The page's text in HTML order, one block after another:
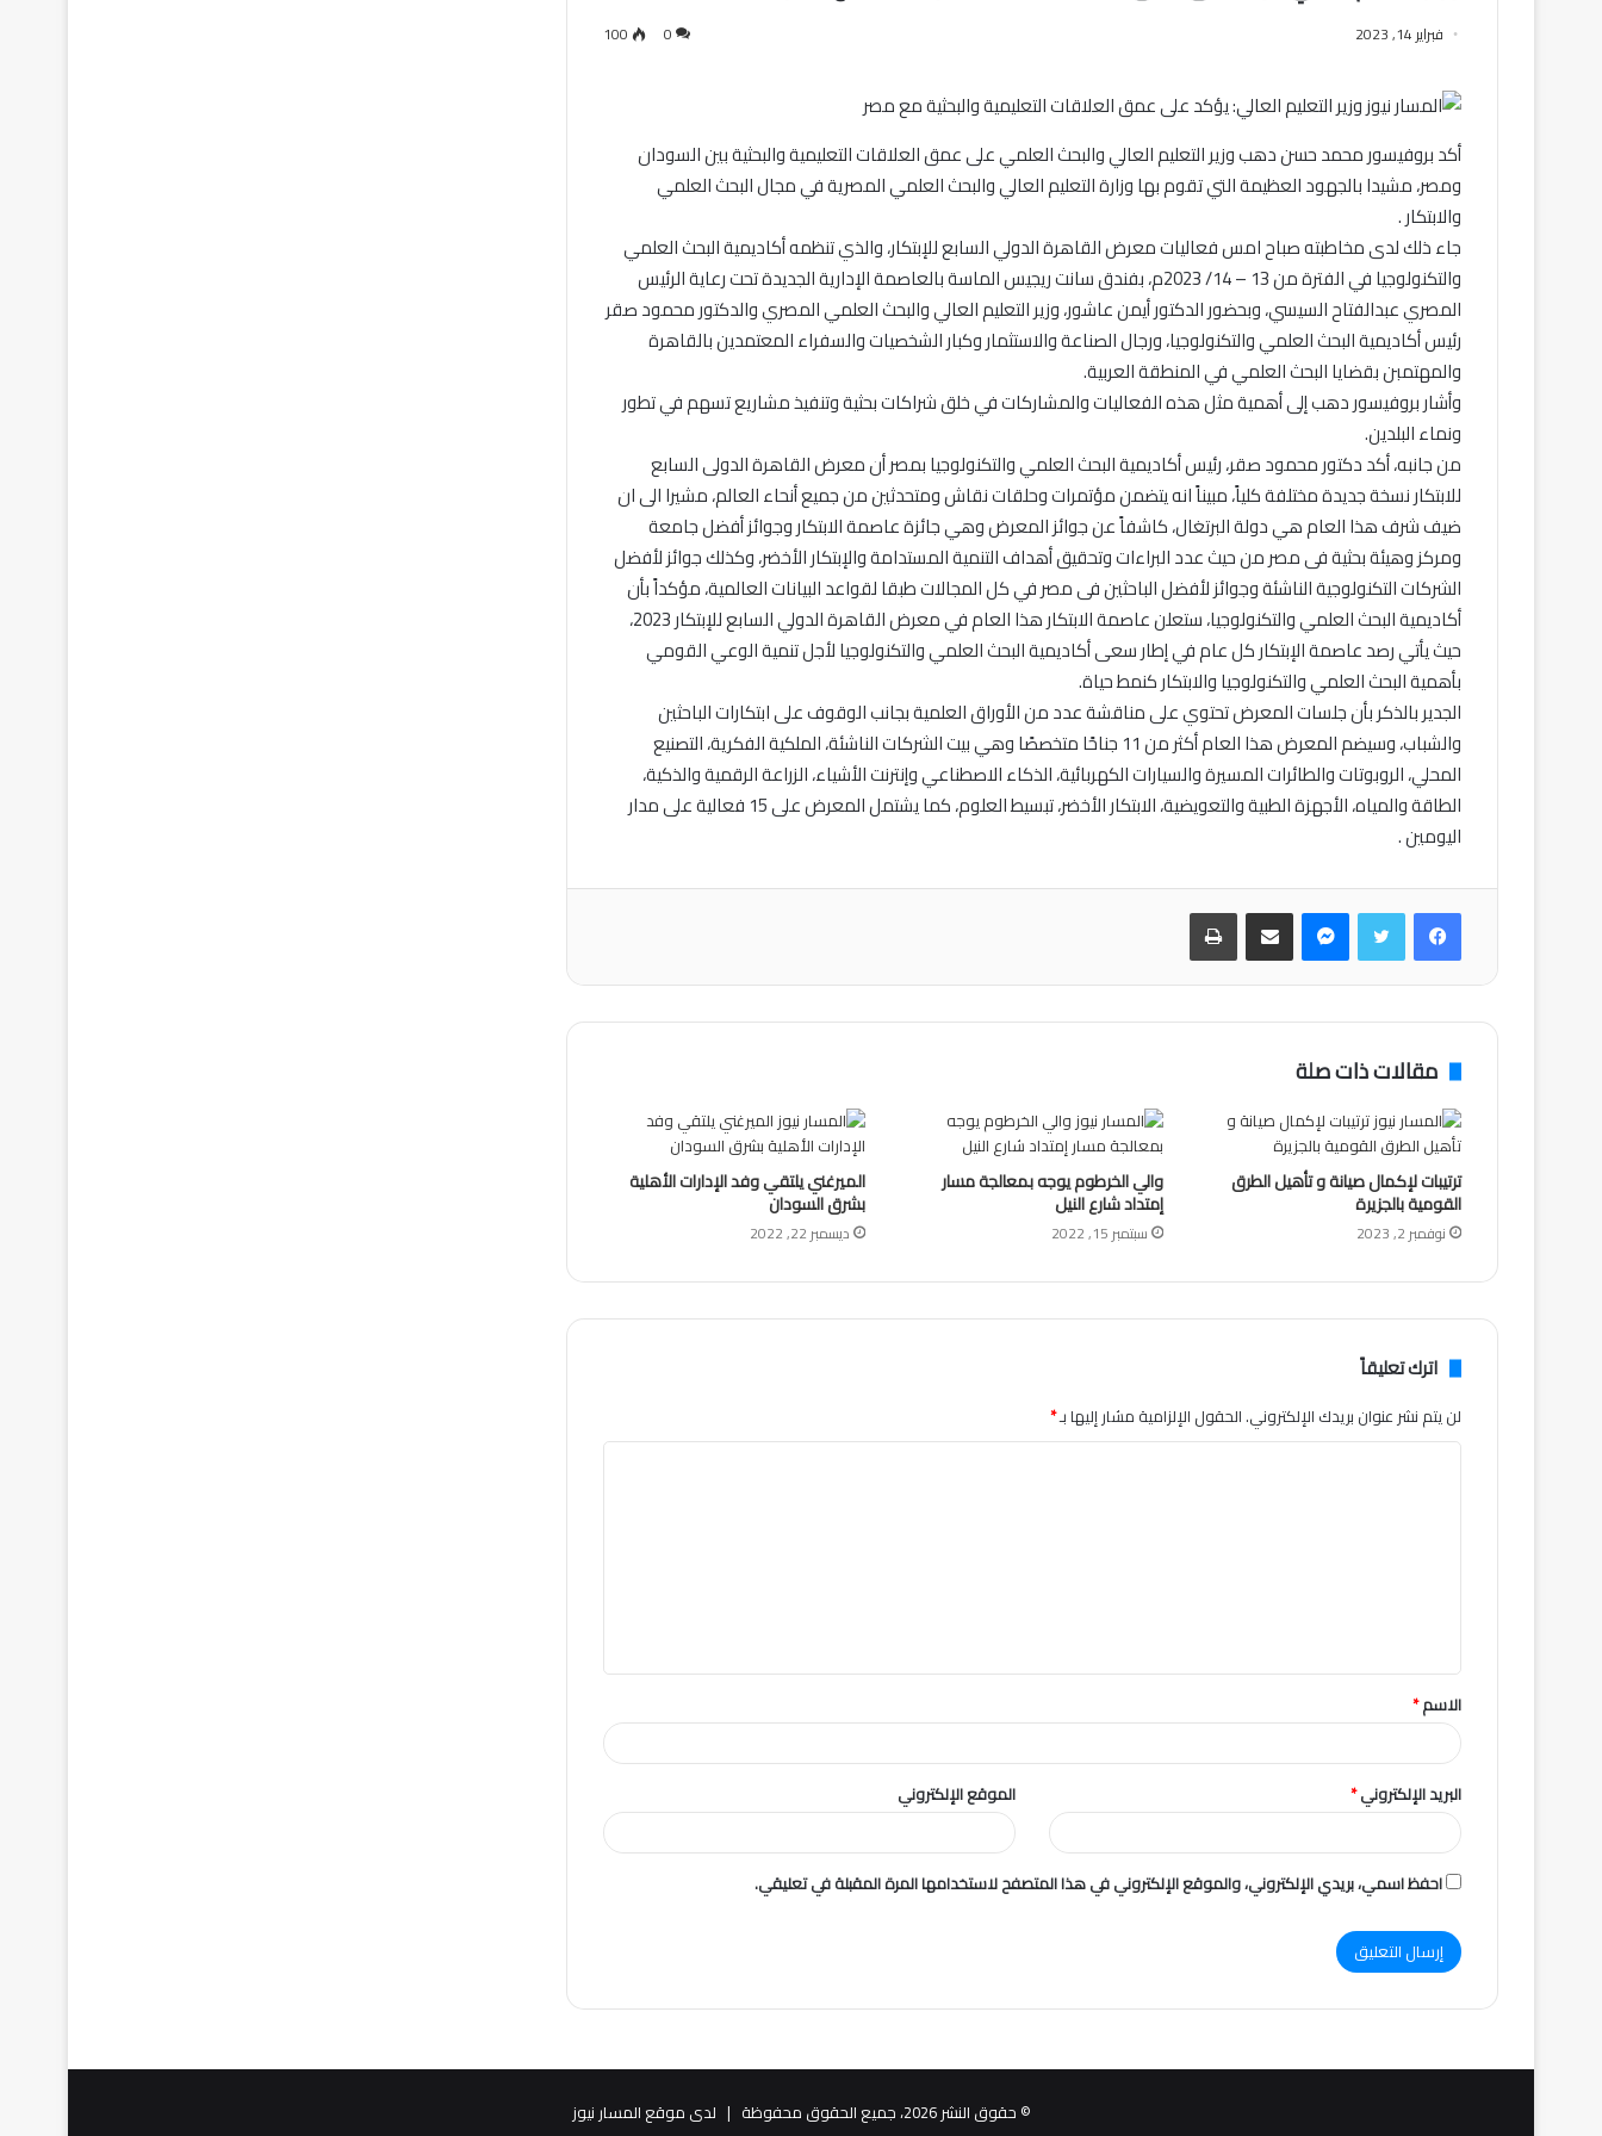
فبراير 14, 2023 0
100
أكد بروفيسور محمد حسن دهب وزير التعليم العالي والبحث العلمي على عمق العلاقات التعليمية والبحثية بين السودان
ومصر، مشيدا بالجهود العظيمة التي تقوم بها وزارة التعليم العالي والبحث العلمي المصرية في مجال البحث العلمي
والابتكار .
جاء ذلك لدى مخاطبته صباح امس فعاليات معرض القاهرة الدولي السابع للإبتكار، والذي تنظمه أكاديمية البحث العلمي
والتكنولوجيا في الفترة من 13 – 14/ 2023م، بفندق سانت ريجيس الماسة بالعاصمة الإدارية الجديدة تحت رعاية الرئيس
المصري عبدالفتاح السيسي، وبحضور الدكتور أيمن عاشور، وزير التعليم العالي والبحث العلمي المصري والدكتور محمود صقر
رئيس أكاديمية البحث العلمي والتكنولوجيا، ورجال الصناعة والاستثمار وكبار الشخصيات والسفراء المعتمدين بالقاهرة
والمهتمبن بقضايا البحث العلمي في المنطقة العربية.
وأشار بروفيسور دهب إلى أهمية مثل هذه الفعاليات والمشاركات في خلق شراكات بحثية وتنفيذ مشاريع تسهم في تطور
ونماء البلدين.
من جانبه، أكد دكتور محمود صقر، رئيس أكاديمية البحث العلمي والتكنولوجيا بمصر أن معرض القاهرة الدولى السابع
للابتكار نسخة جديدة مختلفة كلياً، مبيناً انه يتضمن مؤتمرات وحلقات نقاش ومتحدثين من جميع أنحاء العالم، مشيرا الى ان
ضيف شرف هذا العام هي دولة البرتغال، كاشفاً عن جوائز المعرض وهي جائزة عاصمة الابتكار وجوائز أفضل جامعة
ومركز وهيئة بحثية فى مصر من حيث عدد البراءات وتحقيق أهداف التنمية المستدامة والإبتكار الأخضر، وكذلك جوائز لأفضل
الشركات التكنولوجية الناشئة وجوائز لأفضل الباحثين فى مصر في كل المجالات طبقا لقواعد البيانات العالمية، مؤكداً بأن
أكاديمية البحث العلمي والتكنولوجيا، ستعلن عاصمة الابتكار هذا العام في معرض القاهرة الدولي السابع للإبتكار 2023،
حيث يأتي رصد عاصمة الإبتكار كل عام في إطار سعى أكاديمية البحث العلمي والتكنولوجيا لأجل تنمية الوعي القومي
بأهمية البحث العلمي والتكنولوجيا والابتكار كنمط حياة.
الجدير بالذكر بأن جلسات المعرض تحتوي على مناقشة عدد من الأوراق العلمية بجانب الوقوف على ابتكارات الباحثين
والشباب، وسيضم المعرض هذا العام أكثر من 11 جناحًا متخصصًا وهي بيت الشركات الناشئة، الملكية الفكرية، التصنيع
المحلي، الروبوتات والطائرات المسيرة والسيارات الكهربائية، الذكاء الاصطناعي وإنترنت الأشياء، الزراعة الرقمية والذكية،
الطاقة والمياه، الأجهزة الطبية والتعويضية، الابتكار الأخضر، تبسيط العلوم، كما يشتمل المعرض على 15 فعالية على مدار
اليومين .
فيسبوكتويتر ماسنجر مشاركة عبر البريد طباعة
مقالات ذات صلة
ترتيبات لإكمال صيانة و تأهيل الطرق
القومية بالجزيرة
نوفمبر 2, 2023
والي الخرطوم يوجه بمعالجة مسار
إمتداد شارع النيل
سبتمبر 15, 2022
الميرغني يلتقي وفد الإدارات الأهلية
بشرق السودان
ديسمبر 22, 2022
اترك تعليقاً
لن يتم نشر عنوان بريدك الإلكتروني.الحقول الإلزامية مشار إليها بـ*
ق
*
الاسم*
البريد الإلكتروني* الموقع الإلكتروني
احفظ اسمي، بريدي الإلكتروني، والموقع الإلكتروني في هذا المتصفح لاستخدامها المرة المقبلة في تعليقي.
© حقوق النشر 2026، جميع الحقوق محفوظة | لدى موقع المسار نيوز